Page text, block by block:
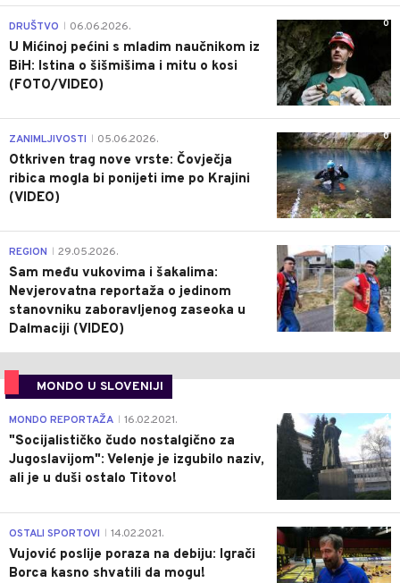
0
DRUŠTVO 06.06.2026.
U Mićinoj pećini s mladim naučnikom iz
BiH: Istina o šišmišima i mitu o kosi
(FOTO/VIDEO)
0
ZANIMLJIVOSTI 05.06.2026.
Otkriven trag nove vrste: Čovječja
ribica mogla bi ponijeti ime po Krajini
(VIDEO)
0
REGION 29.05.2026.
Sam među vukovima i šakalima:
Nevjerovatna reportaža o jedinom
stanovniku zaboravljenog zaseoka u
Dalmaciji (VIDEO)
MONDO U SLOVENIJI
4
MONDO REPORTAŽA 16.02.2021.
"Socijalističko čudo nostalgično za
Jugoslavijom": Velenje je izgubilo naziv,
ali je u duši ostalo Titovo!
1
OSTALI SPORTOVI 14.02.2021.
Vujović poslije poraza na debiju: Igrači
Borca kasno shvatili da mogu!